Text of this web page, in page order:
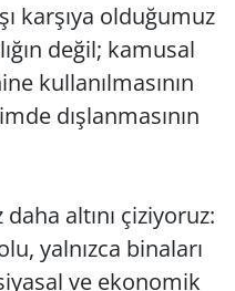
karşıya olduğumuz
değil; kamusal
kullanılmasının
dışlanmasının
altını çiziyoruz:
yalnızca binaları
ve ekonomik